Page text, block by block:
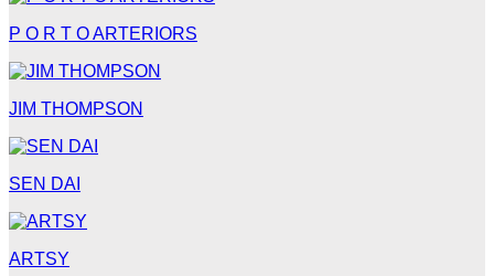
P O R T O ARTERIORS
JIM THOMPSON
SEN DAI
ARTSY